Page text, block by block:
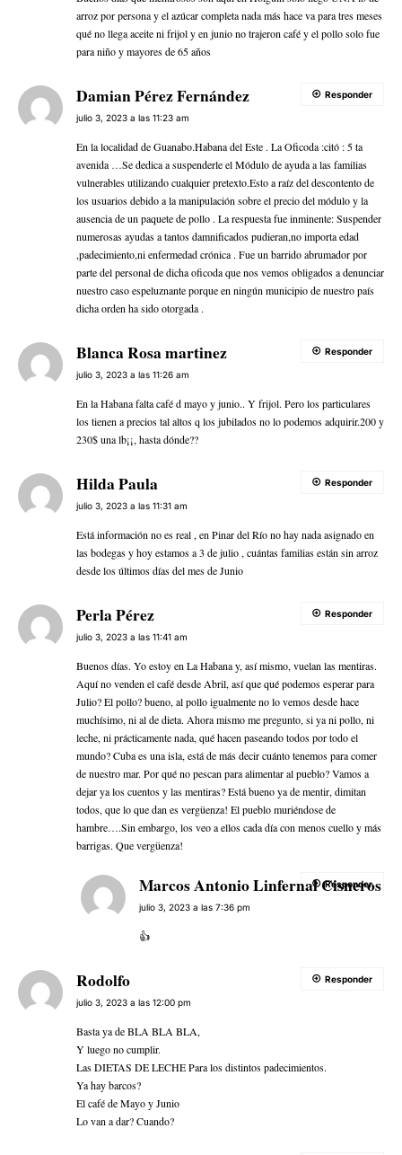
arroz por persona y el azúcar completa nada más hace va para tres meses
qué no llega aceite ni frijol y en junio no trajeron café y el pollo solo fue
para niño y mayores de 65 años
Damian Pérez Fernández
julio 3, 2023 a las 11:23 am
En la localidad de Guanabo.Habana del Este . La Oficoda :citó : 5 ta
avenida …Se dedica a suspenderle el Módulo de ayuda a las familias
vulnerables utilizando cualquier pretexto.Esto a raíz del descontento de
los usuarios debido a la manipulación sobre el precio del módulo y la
ausencia de un paquete de pollo . La respuesta fue inminente: Suspender
numerosas ayudas a tantos damnificados pudieran,no importa edad
,padecimiento,ni enfermedad crónica . Fue un barrido abrumador por
parte del personal de dicha oficoda que nos vemos obligados a denunciar
nuestro caso espeluznante porque en ningún municipio de nuestro país
dicha orden ha sido otorgada .
Responder
Blanca Rosa martinez
julio 3, 2023 a las 11:26 am
En la Habana falta café d mayo y junio.. Y frijol. Pero los particulares
los tienen a precios tal altos q los jubilados no lo podemos adquirir.200 y
230$ una lb¡¡, hasta dónde??
Responder
Hilda Paula
julio 3, 2023 a las 11:31 am
Está información no es real , en Pinar del Río no hay nada asignado en
las bodegas y hoy estamos a 3 de julio , cuántas familias están sin arroz
desde los últimos días del mes de Junio
Responder
Perla Pérez
julio 3, 2023 a las 11:41 am
Buenos días. Yo estoy en La Habana y, así mismo, vuelan las mentiras.
Aquí no venden el café desde Abril, así que qué podemos esperar para
Julio? El pollo? bueno, al pollo igualmente no lo vemos desde hace
muchísimo, ni al de dieta. Ahora mismo me pregunto, si ya ni pollo, ni
leche, ni prácticamente nada, qué hacen paseando todos por todo el
mundo? Cuba es una isla, está de más decir cuánto tenemos para comer
de nuestro mar. Por qué no pescan para alimentar al pueblo? Vamos a
dejar ya los cuentos y las mentiras? Está bueno ya de mentir, dimitan
todos, que lo que dan es vergüenza! El pueblo muriéndose de
hambre….Sin embargo, los veo a ellos cada día con menos cuello y más
barrigas. Que vergüenza!
Responder
Marcos Antonio Linfernal Cisneros
julio 3, 2023 a las 7:36 pm
👍
Responder
Rodolfo
julio 3, 2023 a las 12:00 pm
Basta ya de BLA BLA BLA,
Y luego no cumplir.
Las DIETAS DE LECHE Para los distintos padecimientos.
Ya hay barcos?
El café de Mayo y Junio
Lo van a dar? Cuando?
Responder